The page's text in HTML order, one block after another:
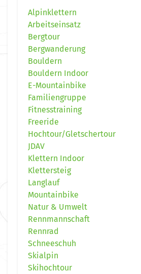
Alpinklettern
Arbeitseinsatz
Bergtour
Bergwanderung
Bouldern
Bouldern Indoor
E-Mountainbike
Familiengruppe
Fitnesstraining
Freeride
Hochtour/Gletschertour
JDAV
Klettern Indoor
Klettersteig
Langlauf
Mountainbike
Natur & Umwelt
Rennmannschaft
Rennrad
Schneeschuh
Skialpin
Skihochtour